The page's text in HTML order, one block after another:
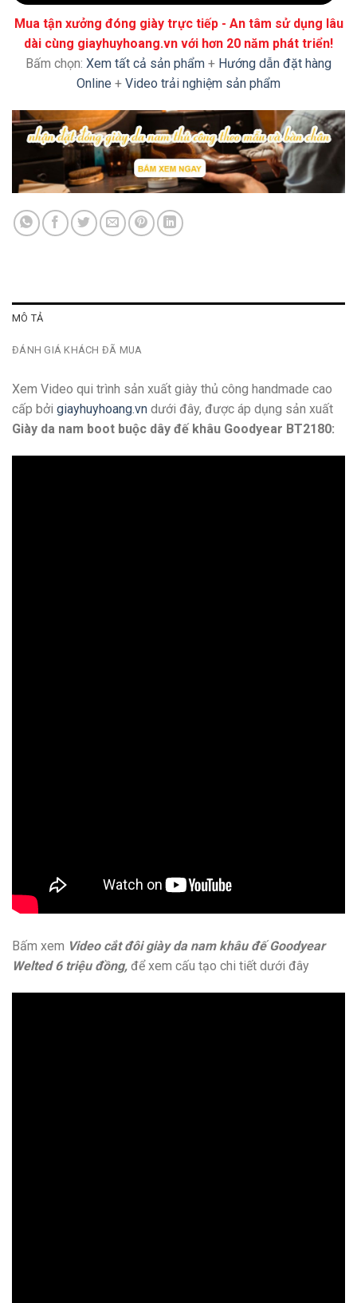
Mua tận xưởng đóng giày trực tiếp - An tâm sử dụng lâu
dài cùng giayhuyhoang.vn với hơn 20 năm phát triển!
Bấm chọn: Xem tất cả sản phẩm + Hướng dẫn đặt hàng
Online + Video trải nghiệm sản phẩm
MÔ TẢ
ĐÁNH GIÁ KHÁCH ĐÃ MUA
Xem Video qui trình sản xuất giày thủ công handmade cao
cấp bởi giayhuyhoang.vn dưới đây, được áp dụng sản xuất
Giày da nam boot buộc dây đế khâu Goodyear BT2180:
Bấm xem Video cắt đôi giày da nam khâu đế Goodyear
Welted 6 triệu đồng, để xem cấu tạo chi tiết dưới đây